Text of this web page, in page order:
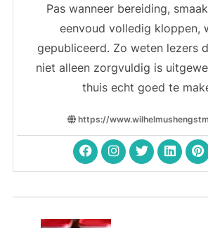
Pas wanneer bereiding,
eenvoud volledig kloppen,
gepubliceerd. Zo weten lezers
niet alleen zorgvuldig is
thuis echt goed te
https://